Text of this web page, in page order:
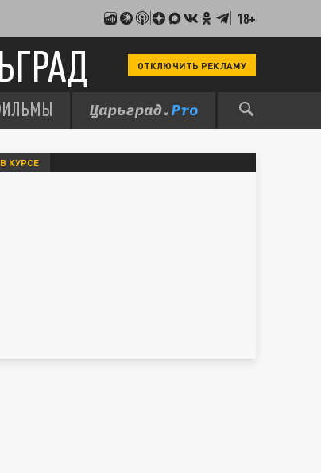
18+
ОТКЛЮЧИТЬ РЕКЛАМУ
КУРСЕ